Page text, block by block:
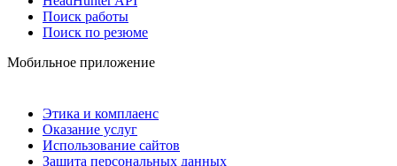
Поиск работы
Поиск по резюме
Мобильное приложение
Этика и комплаенс
Оказание услуг
Использование сайтов
Защита персональных данных